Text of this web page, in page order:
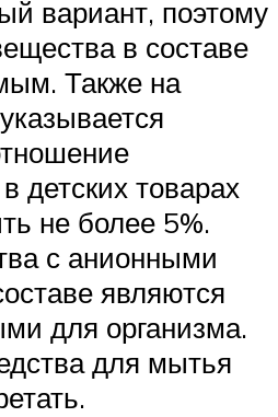
вариант, поэтому
в составе
Также на
детских товарах
не более 5%.
с анионными
являются
для организма.
для мытья